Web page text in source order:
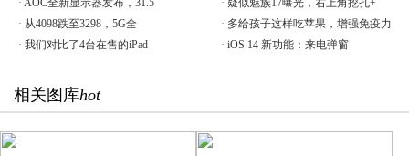
· AOC全新显示器发布，31.5 · 疑似魅族17曝光，右上角挖孔+
· 从4098跌至3298，5G全 · 多给孩子这样吃苹果，增强免疫力
· 我们对比了4台在售的iPad · iOS 14 新功能：来电弹窗
相关图库hot